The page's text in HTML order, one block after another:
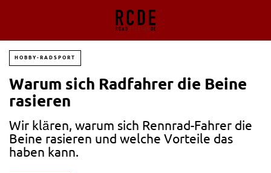
HOBBY-RADSPORT
Warum sich Radfahrer die Beine
rasieren
Wir klären, warum sich Rennrad-Fahrer die
Beine rasieren und welche Vorteile das
haben kann.